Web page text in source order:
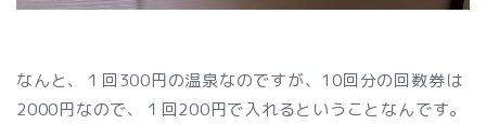
なんと、１回300円の温泉なのですが、10回分の回数券は
2000円なので、１回200円で入れるということなんです。